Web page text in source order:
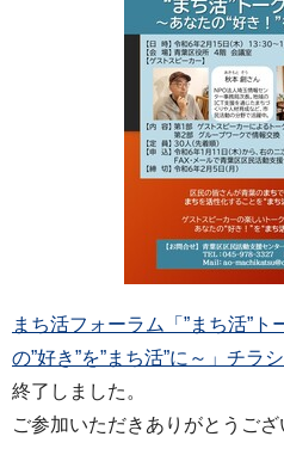
まち活フォーラム「”まち活”
の”好き”を”まち活”に～」チラ
終了しました。
ご参加いただきありがとうござ